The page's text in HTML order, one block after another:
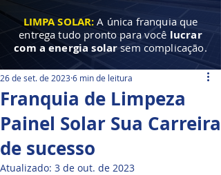
LIMPA SOLAR:A única franquia que
entrega tudo pronto para você lucrar
com a energia solar sem complicação.
Franquia de Limpeza
Painel Solar Sua Carreira
de sucesso
26 de set. de 20236 min de leitura
Atualizado: 3 de out. de 2023